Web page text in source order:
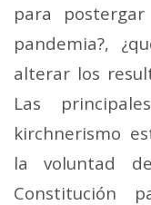
para
pandemia?,
alterar los
Las
kirchnerismo
la voluntad
Constitución